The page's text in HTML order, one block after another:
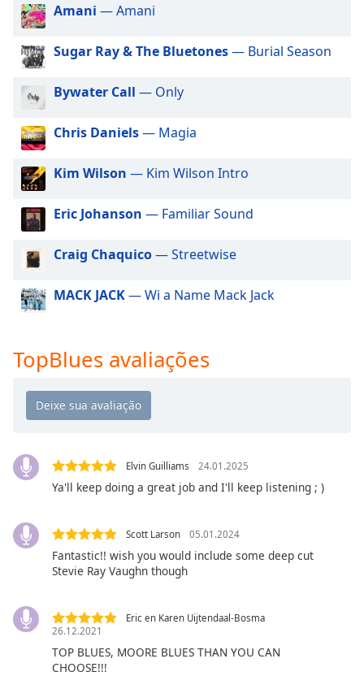
Audio
Track
Picture-
in-
Fullscreen
modal
window.
Beginning
dialog
Escape
and
close
window.
Color
Background
Opacity
Amani — Amani
Sugar Ray & The Bluetones— Burial Season
Bywater Call — Only
Chris Daniels— Magia
Kim Wilson — Kim Wilson Intro
Eric Johanson — Familiar Sound
Craig Chaquico— Streetwise
MACK JACK— Wi a Name Mack Jack
TopBlues avaliações
Elvin Guilliams 24.01.2025
Ya'll keep doing a great job and I'll keep listening ; )
Scott Larson 05.01.2024
Fantastic!! wish you would include some deep cut
Stevie Ray Vaughn though
Eric en Karen Uijtendaal-Bosma
26.12.2021
TOP BLUES, MOORE BLUES THAN YOU CAN
CHOOSE!!!